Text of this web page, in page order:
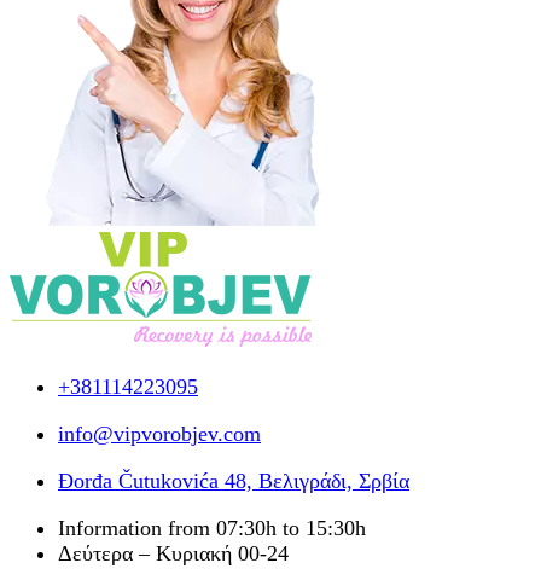
+381114223095
info@vipvorobjev.com
Đorđa Čutukovića 48, Βελιγράδι, Σρβία
Information from 07:30h to 15:30h
Δεύτερα – Κυριακή 00-24